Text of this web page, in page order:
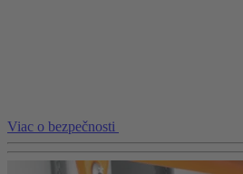
Viac o bezpečnosti